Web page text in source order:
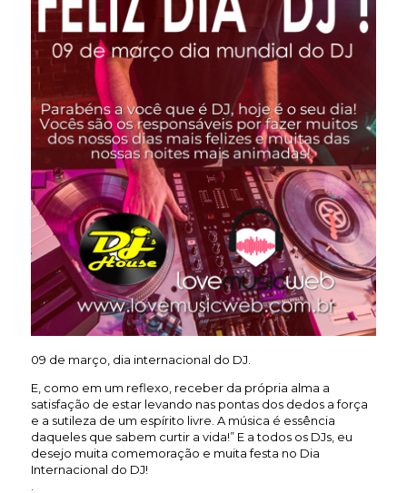
09 de março, dia internacional do DJ.
E, como em um reflexo, receber da própria alma a
satisfação de estar levando nas pontas dos dedos a força
e a sutileza de um espírito livre. A música é essência
daqueles que sabem curtir a vida!” E a todos os DJs, eu
desejo muita comemoração e muita festa no Dia
Internacional do DJ!